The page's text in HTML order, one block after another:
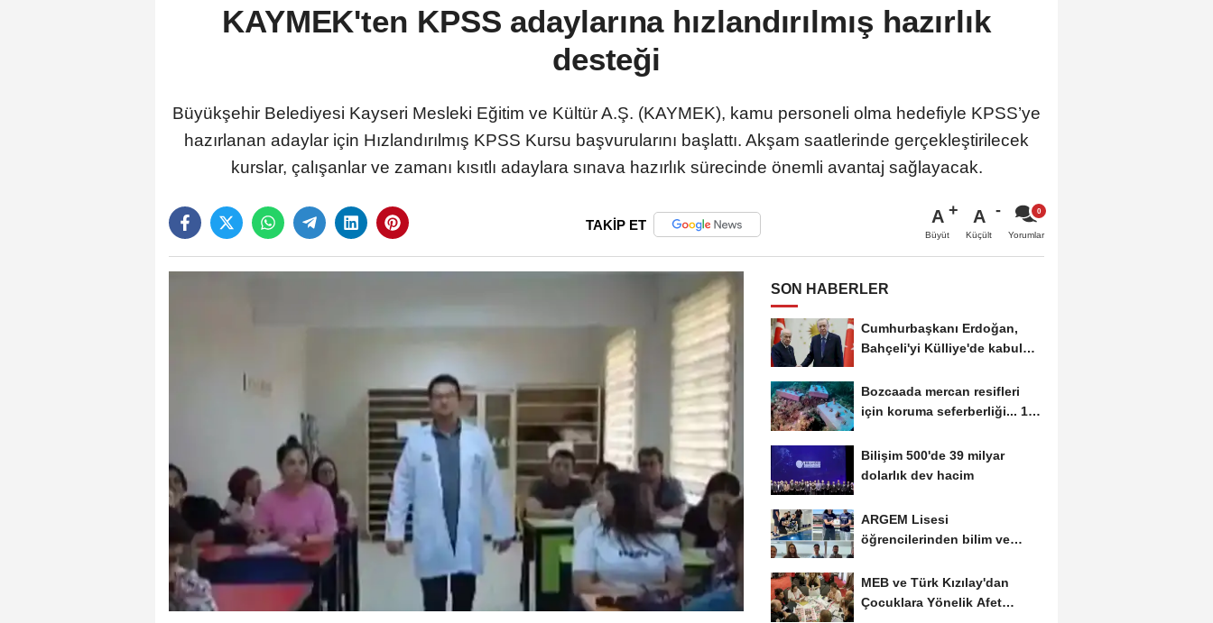
KAYMEK'ten KPSS adaylarına hızlandırılmış hazırlık
desteği
Büyükşehir Belediyesi Kayseri Mesleki Eğitim ve Kültür A.Ş. (KAYMEK), kamu personeli olma hedefiyle KPSS’ye
hazırlanan adaylar için Hızlandırılmış KPSS Kursu başvurularını başlattı. Akşam saatlerinde gerçekleştirilecek
kurslar, çalışanlar ve zamanı kısıtlı adaylara sınava hazırlık sürecinde önemli avantaj sağlayacak.
TAKİP ET A
Büyüt
A
Küçült Yorumlar
SON HABERLER
Cumhurbaşkanı Erdoğan,
Bahçeli'yi Külliye'de kabul
Bozcaada mercan resifleri
için koruma seferberliği... 180
Bilişim 500'de 39 milyar
dolarlık dev hacim
ARGEM Lisesi
öğrencilerinden bilim ve
MEB ve Türk Kızılay'dan
Çocuklara Yönelik Afet